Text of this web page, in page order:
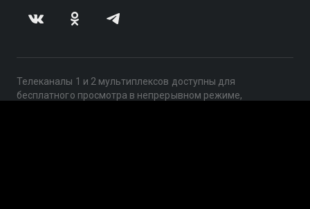
Телеканалы 1 и 2 мультиплексов доступны для
бесплатного просмотра в непрерывном режиме,